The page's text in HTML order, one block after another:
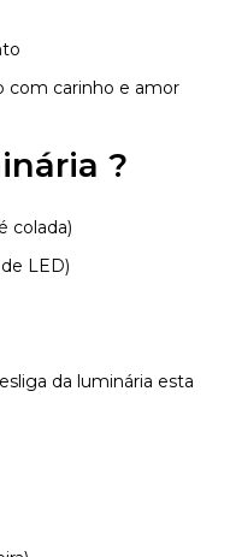
com carinho e amor
?
colada)
LED)
da luminária esta